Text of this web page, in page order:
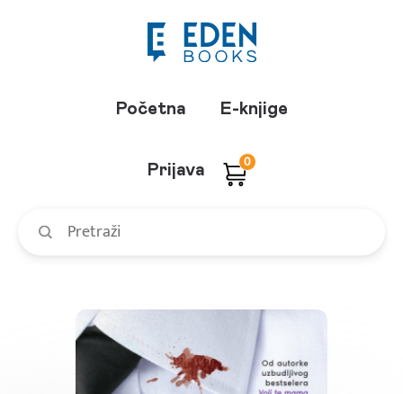
Početna E-knjige
Prijava 0